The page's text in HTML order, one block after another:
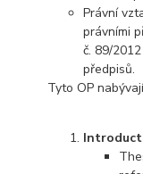
Právní
právními
č. 89/
předpisů.
Tyto OP